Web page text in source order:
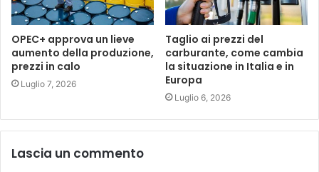
OPEC+ approva un lieve
aumento della produzione,
prezzi in calo
Luglio 7, 2026
Taglio ai prezzi del
carburante, come cambia
la situazione in Italia e in
Europa
Luglio 6, 2026
Lascia un commento